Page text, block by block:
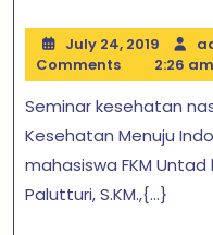
July 24, 2019July
24,
2019
Comments
2:26 am
Seminar kesehatan nasional Optimalisasi Kebijakan
Kesehatan Menuju
mahasiswa FKM
Palutturi, S.KM.,{...}